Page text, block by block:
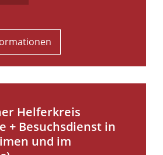
Helferkreis
+ Besuchsdienst in
und im